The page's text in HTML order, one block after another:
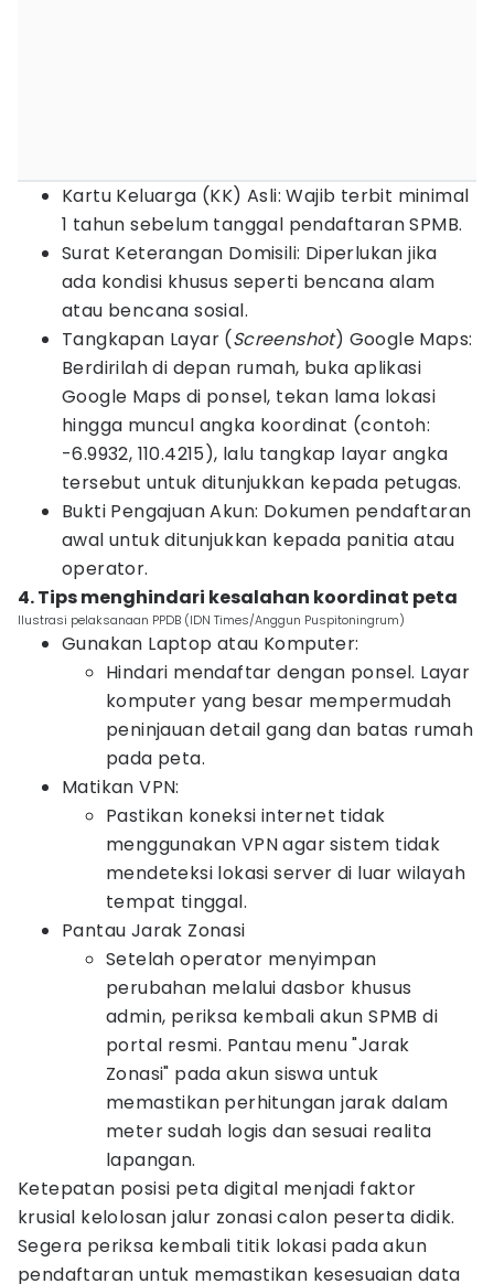
Kartu Keluarga (KK) Asli: Wajib terbit minimal
1 tahun sebelum tanggal pendaftaran SPMB.
Surat Keterangan Domisili: Diperlukan jika
ada kondisi khusus seperti bencana alam
atau bencana sosial.
Tangkapan Layar (Screenshot) Google Maps:
Berdirilah di depan rumah, buka aplikasi
Google Maps di ponsel, tekan lama lokasi
hingga muncul angka koordinat (contoh:
-6.9932, 110.4215), lalu tangkap layar angka
tersebut untuk ditunjukkan kepada petugas.
Bukti Pengajuan Akun: Dokumen pendaftaran
awal untuk ditunjukkan kepada panitia atau
operator.
4. Tips menghindari kesalahan koordinat peta
Ilustrasi pelaksanaan PPDB (IDN Times/Anggun Puspitoningrum)
Gunakan Laptop atau Komputer:
Hindari mendaftar dengan ponsel. Layar
komputer yang besar mempermudah
peninjauan detail gang dan batas rumah
pada peta.
Matikan VPN:
Pastikan koneksi internet tidak
menggunakan VPN agar sistem tidak
mendeteksi lokasi server di luar wilayah
tempat tinggal.
Pantau Jarak Zonasi
Setelah operator menyimpan
perubahan melalui dasbor khusus
admin, periksa kembali akun SPMB di
portal resmi. Pantau menu "Jarak
Zonasi" pada akun siswa untuk
memastikan perhitungan jarak dalam
meter sudah logis dan sesuai realita
lapangan.
Ketepatan posisi peta digital menjadi faktor
krusial kelolosan jalur zonasi calon peserta didik.
Segera periksa kembali titik lokasi pada akun
pendaftaran untuk memastikan kesesuaian data